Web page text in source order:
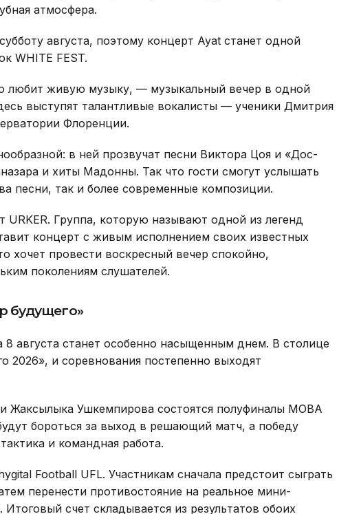
атмосфера.
августа, поэтому концерт Ayat станет одной
WHITE FEST.
любит живую музыку, — музыкальный вечер в одной
выступят талантливые вокалисты — ученики Дмитрия
Флоренции.
в ней прозвучат песни Виктора Цоя и «Дос-
и хиты Мадонны. Так что гости смогут услышать
песни, так и более современные композиции.
URKER. Группа, которую называют одной из легенд
концерт с живым исполнением своих известных
хочет провести воскресный вечер спокойно,
поколениям слушателей.
будущего»
8 августа станет особенно насыщенным днем. В столице
2026», и соревнования постепенно выходят
Жаксылыка Ушкемпирова состоятся полуфиналы MOBA
бороться за выход в решающий матч, а победу
и командная работа.
Football UFL. Участникам сначала предстоит сыграть
перенести противостояние на реальное мини-
счет складывается из результатов обоих